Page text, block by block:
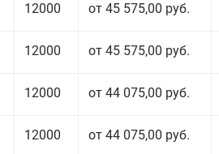
12000 от 45 575,00 руб.
12000 от 45 575,00 руб.
12000 от 44 075,00 руб.
12000 от 44 075,00 руб.